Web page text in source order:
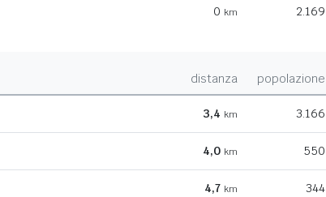
0 km 2.169
distanza popolazione
3,4 km 3.166
4,0 km 550
4,7 km 344